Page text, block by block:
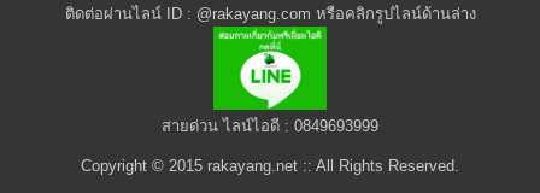
ติดต่อผ่านไลน์ ID : @rakayang.com หรือคลิกรูปไลน์ด้านล่าง
สายด่วน ไลน์ไอดี : 0849693999
Copyright © 2015 rakayang.net :: All Rights Reserved.